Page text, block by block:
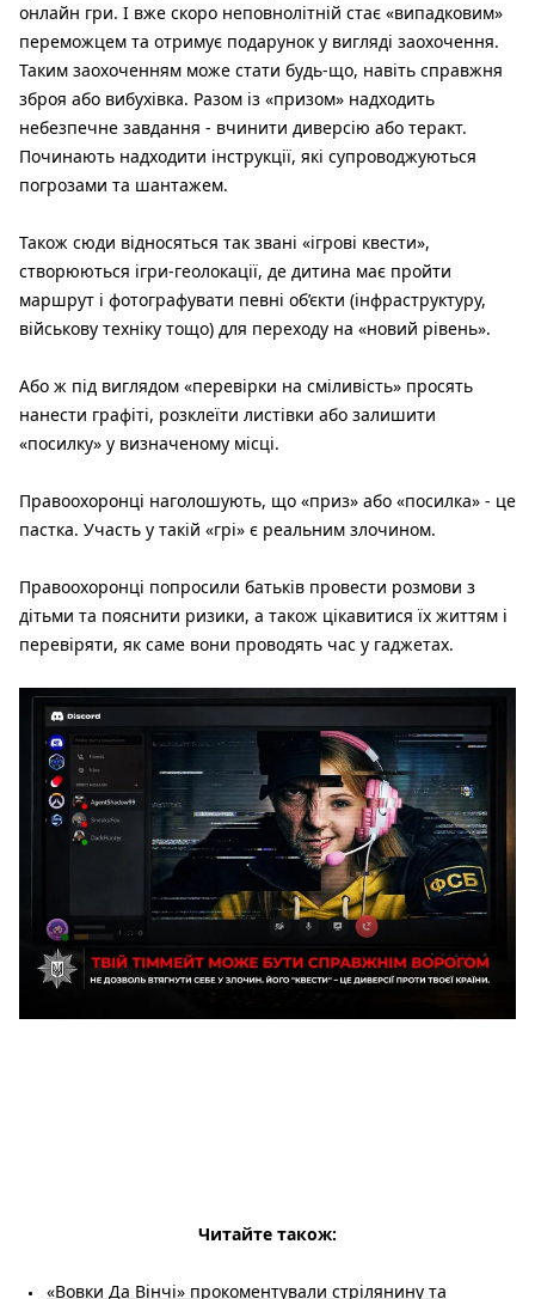
онлайн гри. І вже скоро неповнолітній стає «випадковим»
переможцем та отримує подарунок у вигляді заохочення.
Таким заохоченням може стати будь-що, навіть справжня
зброя або вибухівка. Разом із «призом» надходить
небезпечне завдання - вчинити диверсію або теракт.
Починають надходити інструкції, які супроводжуються
погрозами та шантажем.
Також сюди відносяться так звані «ігрові квести»,
створюються ігри-геолокації, де дитина має пройти
маршрут і фотографувати певні об’єкти (інфраструктуру,
військову техніку тощо) для переходу на «новий рівень».
Або ж під виглядом «перевірки на сміливість» просять
нанести графіті, розклеїти листівки або залишити
«посилку» у визначеному місці.
Правоохоронці наголошують, що «приз» або «посилка» - це
пастка. Участь у такій «грі» є реальним злочином.
Правоохоронці попросили батьків провести розмови з
дітьми та пояснити ризики, а також цікавитися їх життям і
перевіряти, як саме вони проводять час у гаджетах.
Читайте також:
«Вовки Да Вінчі» прокоментували стрілянину та